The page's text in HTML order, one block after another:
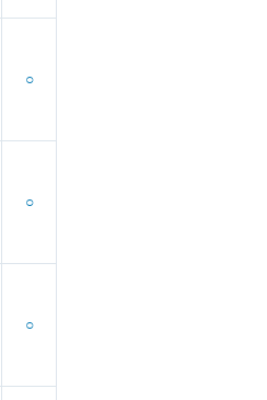
○
○
○